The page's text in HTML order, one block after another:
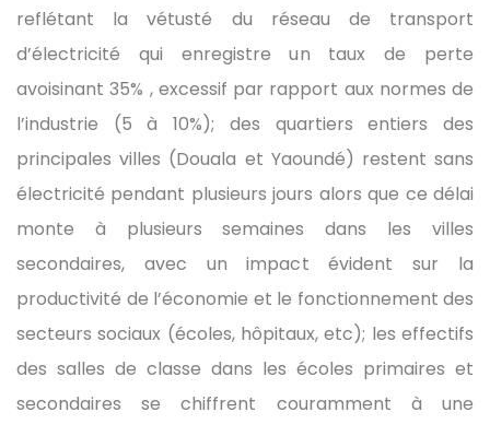
reflétant la vétusté du réseau de transport
d’électricité qui enregistre un taux de perte
avoisinant 35% , excessif par rapport aux normes de
l’industrie (5 à 10%); des quartiers entiers des
principales villes (Douala et Yaoundé) restent sans
électricité pendant plusieurs jours alors que ce délai
monte à plusieurs semaines dans les villes
secondaires, avec un impact évident sur la
productivité de l’économie et le fonctionnement des
secteurs sociaux (écoles, hôpitaux, etc); les effectifs
des salles de classe dans les écoles primaires et
secondaires se chiffrent couramment à une